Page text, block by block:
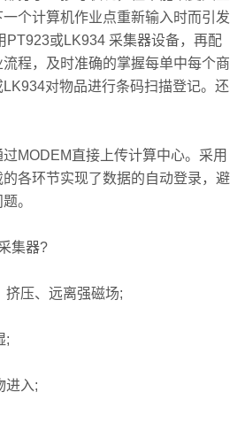
个计算机作业点重新输入时而引发
PT923或LK934 采集器设备，再配
程，及时准确的掌握每单中每个商
对物品进行条码扫描登记。还
直接上传计算中心。采用
各环节实现了数据的自动登录，避
。
集器?
压、远离强磁场;
;
入;